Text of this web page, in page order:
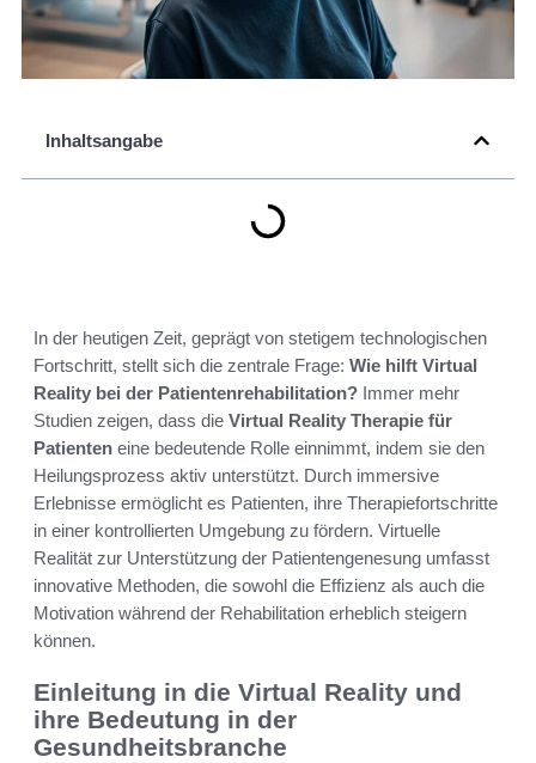
Inhaltsangabe
In der heutigen Zeit, geprägt von stetigem technologischen
Fortschritt, stellt sich die zentrale Frage: Wie hilft Virtual
Reality bei der Patientenrehabilitation? Immer mehr
Studien zeigen, dass die Virtual Reality Therapie für
Patienten eine bedeutende Rolle einnimmt, indem sie den
Heilungsprozess aktiv unterstützt. Durch immersive
Erlebnisse ermöglicht es Patienten, ihre Therapiefortschritte
in einer kontrollierten Umgebung zu fördern. Virtuelle
Realität zur Unterstützung der Patientengenesung umfasst
innovative Methoden, die sowohl die Effizienz als auch die
Motivation während der Rehabilitation erheblich steigern
können.
Einleitung in die Virtual Reality und
ihre Bedeutung in der
Gesundheitsbranche